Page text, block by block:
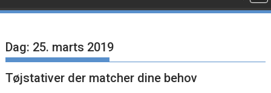
Dag: 25. marts 2019
Tøjstativer der matcher dine behov